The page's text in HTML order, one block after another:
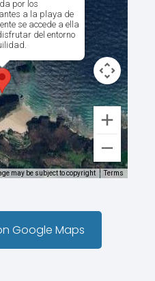
por los
a la playa de
se accede a ella
del entorno
may be subject to copyright Terms
Google Maps